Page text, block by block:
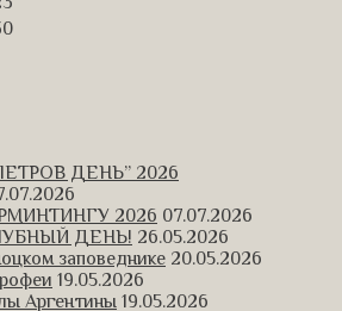
ДЕНЬ” 2026
2026 07.07.2026
ДЕНЬ! 26.05.2026
заповеднике 20.05.2026
19.05.2026
Аргентины 19.05.2026